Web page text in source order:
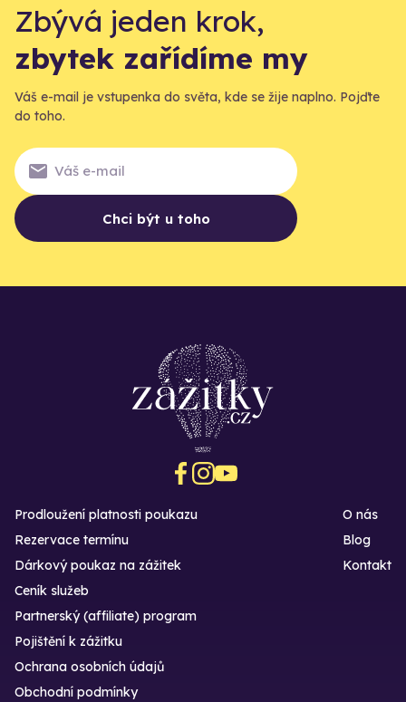
Zbývá jeden krok,
zbytek zařídíme my
Váš e-mail je vstupenka do světa, kde se žije naplno. Pojďte
do toho.
Chci být u toho
Prodloužení platnosti poukazu
Rezervace termínu
Dárkový poukaz na zážitek
O nás
Blog
Kontakt
Ceník služeb
Partnerský (affiliate) program
Pojištění k zážitku
Ochrana osobních údajů
Obchodní podmínky